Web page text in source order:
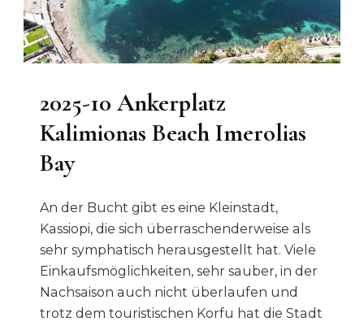
2025-10 Ankerplatz
Kalimionas Beach Imerolias
Bay
An der Bucht gibt es eine Kleinstadt,
Kassiopi, die sich überraschenderweise als
sehr symphatisch herausgestellt hat. Viele
Einkaufsmöglichkeiten, sehr sauber, in der
Nachsaison auch nicht überlaufen und
trotz dem touristischen Korfu hat die Stadt